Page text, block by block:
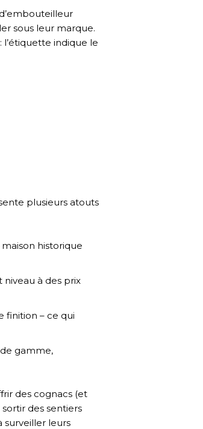
sous leur marque.
indique le
plusieurs atouts
historique
à des prix
finition – ce qui
gamme,
des cognacs (et
des sentiers
surveiller leurs